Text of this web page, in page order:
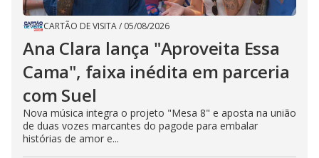
CARTÃO DE VISITA/ 05/08/2026
Ana Clara lança "Aproveita Essa
Cama", faixa inédita em parceria
com Suel
Nova música integra o projeto "Mesa 8" e aposta na união
de duas vozes marcantes do pagode para embalar
histórias de amor e...